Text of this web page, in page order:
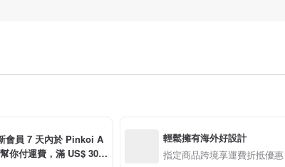
會員 7 天內於 Pinkoi A
你付運費，滿 US$ 30.0
輕鬆擁有海外好設計
指定商品跨境享運費折抵優惠